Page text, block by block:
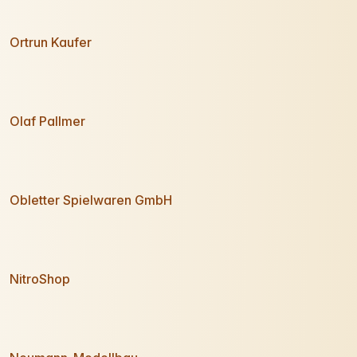
Ortrun Kaufer
Olaf Pallmer
Obletter Spielwaren GmbH
NitroShop